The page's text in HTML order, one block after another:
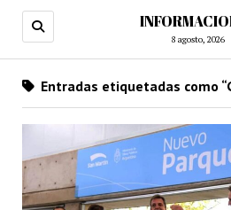
8 agosto, 2026
Entradas etiquetadas como